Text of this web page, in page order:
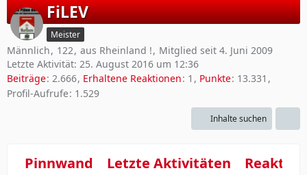
FiLEV
Meister
Männlich 122 aus Rheinland !
Mitglied seit 4. Juni 2009
Letzte Aktivität: 25. August 2016 um 12:36
Beiträge 2.666 Erhaltene Reaktionen 1 Punkte 13.331
Profil-Aufrufe 1.529
Inhalte suchen
Pinnwand Letzte Aktivitäten